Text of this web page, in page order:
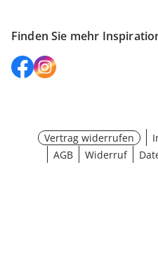
Finden Sie mehr
Vertrag widerrufen
AGB
Widerruf